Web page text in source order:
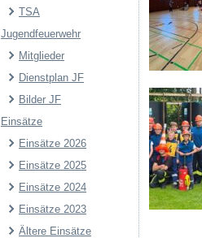
TSA
Jugendfeuerwehr
Mitglieder
Dienstplan JF
Bilder JF
Einsätze
Einsätze 2026
Einsätze 2025
Einsätze 2024
Einsätze 2023
Ältere Einsätze